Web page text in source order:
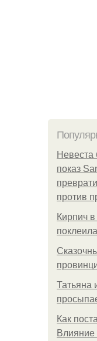
Невеста
показ
против
Кирпич
Татьяна
Как
Влияние